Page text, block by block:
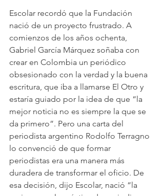
Escolar recordó que la Fundación
nació de un proyecto frustrado. A
comienzos de los años ochenta,
Gabriel García Márquez soñaba con
crear en Colombia un periódico
obsesionado con la verdad y la buena
escritura, que iba a llamarse El Otro y
estaría guiado por la idea de que “la
mejor noticia no es siempre la que se
da primero”. Pero una carta del
periodista argentino Rodolfo Terragno
lo convenció de que formar
periodistas era una manera más
duradera de transformar el oficio. De
esa decisión, dijo Escolar, nació “la